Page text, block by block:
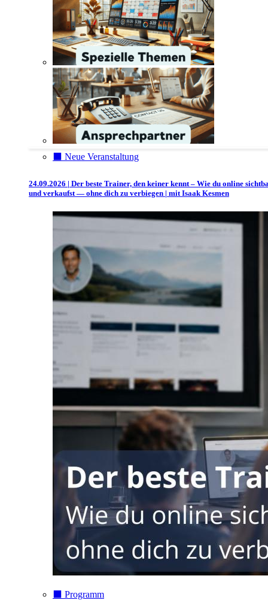
⬛️ Neue Veranstaltung
24.09.2026 | Der beste Trainer, den keiner kennt – Wie du online
und verkaufst — ohne dich zu verbiegen | mit Isaak Kesmen
⬛️ Programm